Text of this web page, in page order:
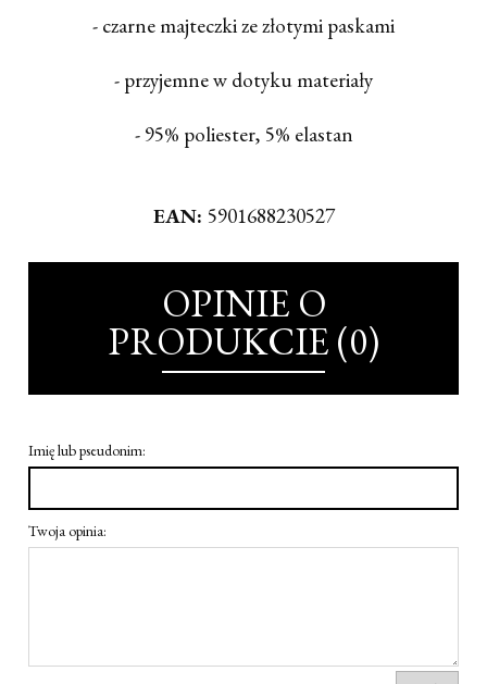
- czarne majteczki ze złotymi paskami
- przyjemne w dotyku materiały
- 95% poliester, 5% elastan
EAN: 5901688230527
OPINIE O
PRODUKCIE (0)
Imię lub pseudonim:
Twoja opinia: